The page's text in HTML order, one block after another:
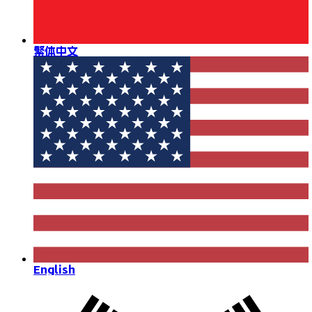
繁体中文
English